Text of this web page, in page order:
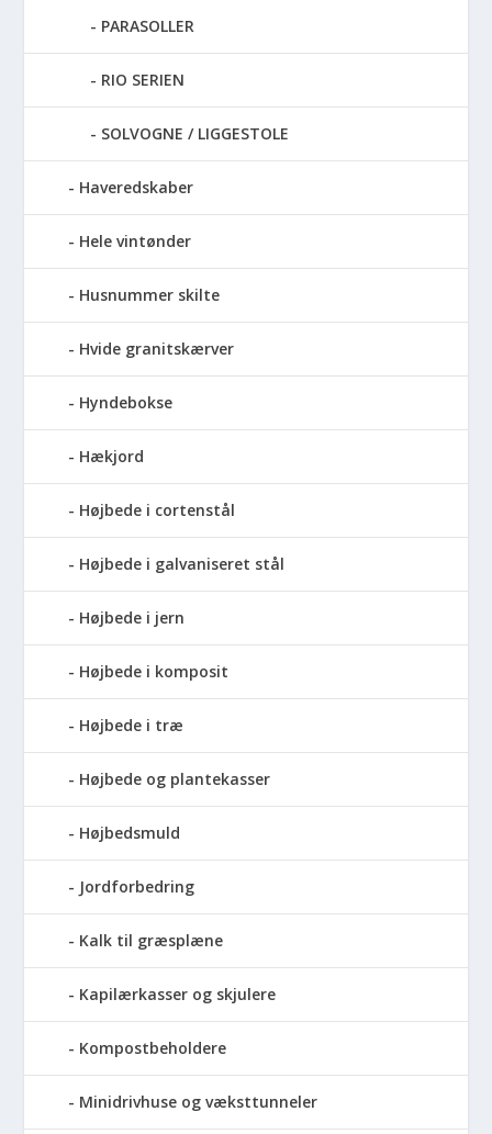
PARASOLLER
RIO SERIEN
SOLVOGNE / LIGGESTOLE
Haveredskaber
Hele vintønder
Husnummer skilte
Hvide granitskærver
Hyndebokse
Hækjord
Højbede i cortenstål
Højbede i galvaniseret stål
Højbede i jern
Højbede i komposit
Højbede i træ
Højbede og plantekasser
Højbedsmuld
Jordforbedring
Kalk til græsplæne
Kapilærkasser og skjulere
Kompostbeholdere
Minidrivhuse og væksttunneler